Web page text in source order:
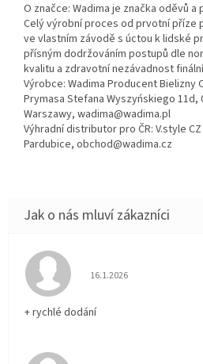
O značce: Wadima je značka oděvů
Celý výrobní proces od prvotní příze
ve vlastním závodě s úctou k lidské
přísným dodržováním postupů dle
kvalitu a zdravotní nezávadnost
Výrobce: Wadima Producent Bielizny
Prymasa Stefana Wyszyńskiego 11d,
Warszawy, wadima@wadima.pl
Výhradní distributor pro ČR: V.style CZ
Pardubice, obchod@wadima.cz
Hodnocení obchodu je 5
16.1.2026
+ rychlé dodání